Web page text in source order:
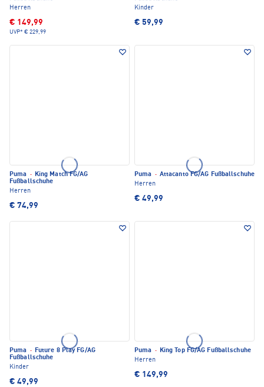
Herren
€ 149,99
UVP* € 229,99
Kinder
€ 59,99
Puma · King Match FG/AG
Fußballschuhe
Herren
€ 74,99
Puma · Attacanto FG/AG Fußballschuhe
Herren
€ 49,99
Puma · Future 8 Play FG/AG
Fußballschuhe
Kinder
€ 49,99
Puma · King Top FG/AG Fußballschuhe
Herren
€ 149,99